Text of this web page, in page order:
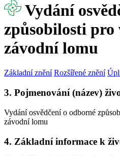
Vydání
způsobilosti
závodní lomu
Základní znění Rozšířené znění
3. Pojmenování (název)
Vydání osvědčení o odborné
závodní lomu
4. Základní informace k